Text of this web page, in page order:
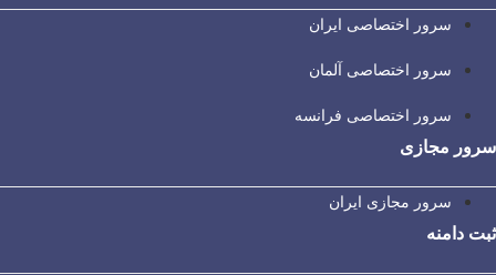
سرور اختصاصی ایران
سرور اختصاصی آلمان
سرور اختصاصی فرانسه
سرور مجازی
سرور مجازی ایران
ثبت دامنه